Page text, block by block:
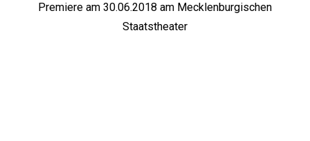
Premiere am 30.06.2018 am Mecklenburgischen
Staatstheater